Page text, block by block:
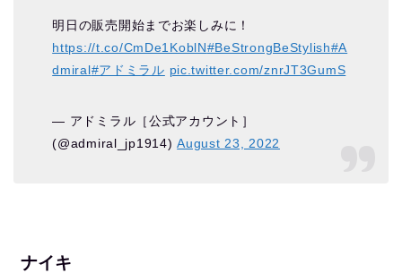
明日の販売開始までお楽しみに！
https://t.co/CmDe1KoblN#BeStrongBeStylish#A
dmiral#アドミラル pic.twitter.com/znrJT3GumS
— アドミラル［公式アカウント］
(@admiral_jp1914)August 23, 2022
ナイキ